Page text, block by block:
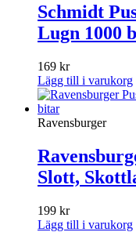
Schmidt
Lugn 1000
169 kr
Lägg till i varukorg
Ravensburger
Slott,
199 kr
Lägg till i varukorg